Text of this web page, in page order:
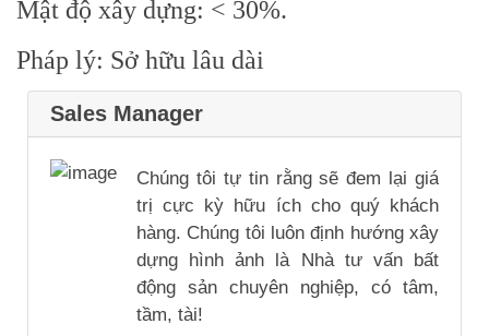
Mật độ xây dựng: < 30%.
Pháp lý: Sở hữu lâu dài
Sales Manager
Chúng tôi tự tin rằng sẽ đem lại giá
trị cực kỳ hữu ích cho quý khách
hàng. Chúng tôi luôn định hướng xây
dựng hình ảnh là Nhà tư vấn bất
động sản chuyên nghiệp, có tâm,
tầm, tài!